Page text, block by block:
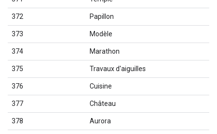
372 Papillon
373 Modèle
374 Marathon
375 Travaux d'aiguilles
376 Cuisine
377 Château
378 Aurora